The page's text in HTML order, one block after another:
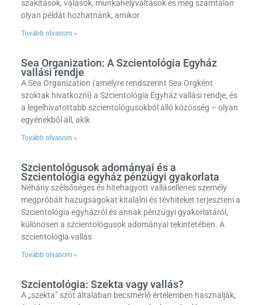
szakítások, válások, munkahelyváltások és még számtalan
olyan példát hozhatnánk, amikor
Tovább olvasom »
Sea Organization: A Szcientológia Egyház
vallási rendje
A Sea Organization (amelyre rendszerint Sea Orgként
szoktak hivatkozni) a Szcientológia Egyház vallási rendje, és
a legelhivatottabb szcientológusokból álló közösség – olyan
egyénekből áll, akik
Tovább olvasom »
Szcientológusok adományai és a
Szcientológia egyház pénzügyi gyakorlata
Néhány szélsőséges és hitehagyott vallásellenes személy
megpróbált hazugságokat kitalálni és tévhiteket terjeszteni a
Szcientológia egyházról és annak pénzügyi gyakorlatáról,
különösen a szcientológusok adományai tekintetében. A
szcientológia vallás
Tovább olvasom »
Szcientológia: Szekta vagy vallás?
A „szekta” szót általában becsmérlő értelemben használják,